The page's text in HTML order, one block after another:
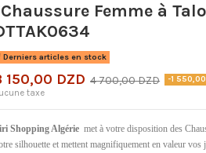
Femme à
Derniers articles en stock
150,00 DZD 4 700,00 DZD
-1 550,00
taxe
Shopping Algérie met à votre disposition des
silhouette et mettent magnifiquement en valeur vos